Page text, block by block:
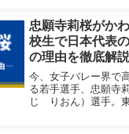
忠願寺莉桜がか
校生で日本代表
の理由を徹底解
今、女子バレー界で
る若手選手、忠願寺
じ りおん）選手。